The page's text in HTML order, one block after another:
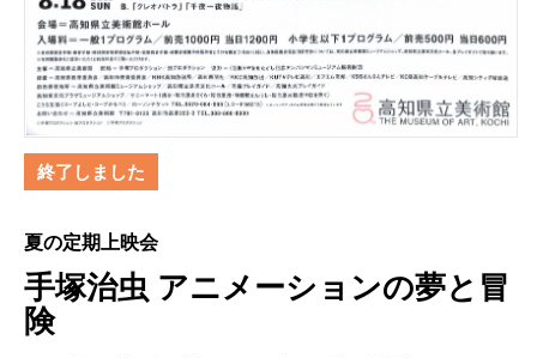
終了しました
夏の定期上映会
手塚治虫 アニメーションの夢と冒
険